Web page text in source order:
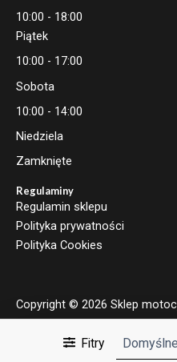
Fitry
10:00 - 18:00
Piątek
10:00 - 17:00
Sobota
10:00 - 14:00
Niedziela
Zamknięte
Regulaminy
Regulamin sklepu
Polityka prywatności
Polityka Cookies
Copyright © 2026 Sklep
motocyklowe | Moto Brand